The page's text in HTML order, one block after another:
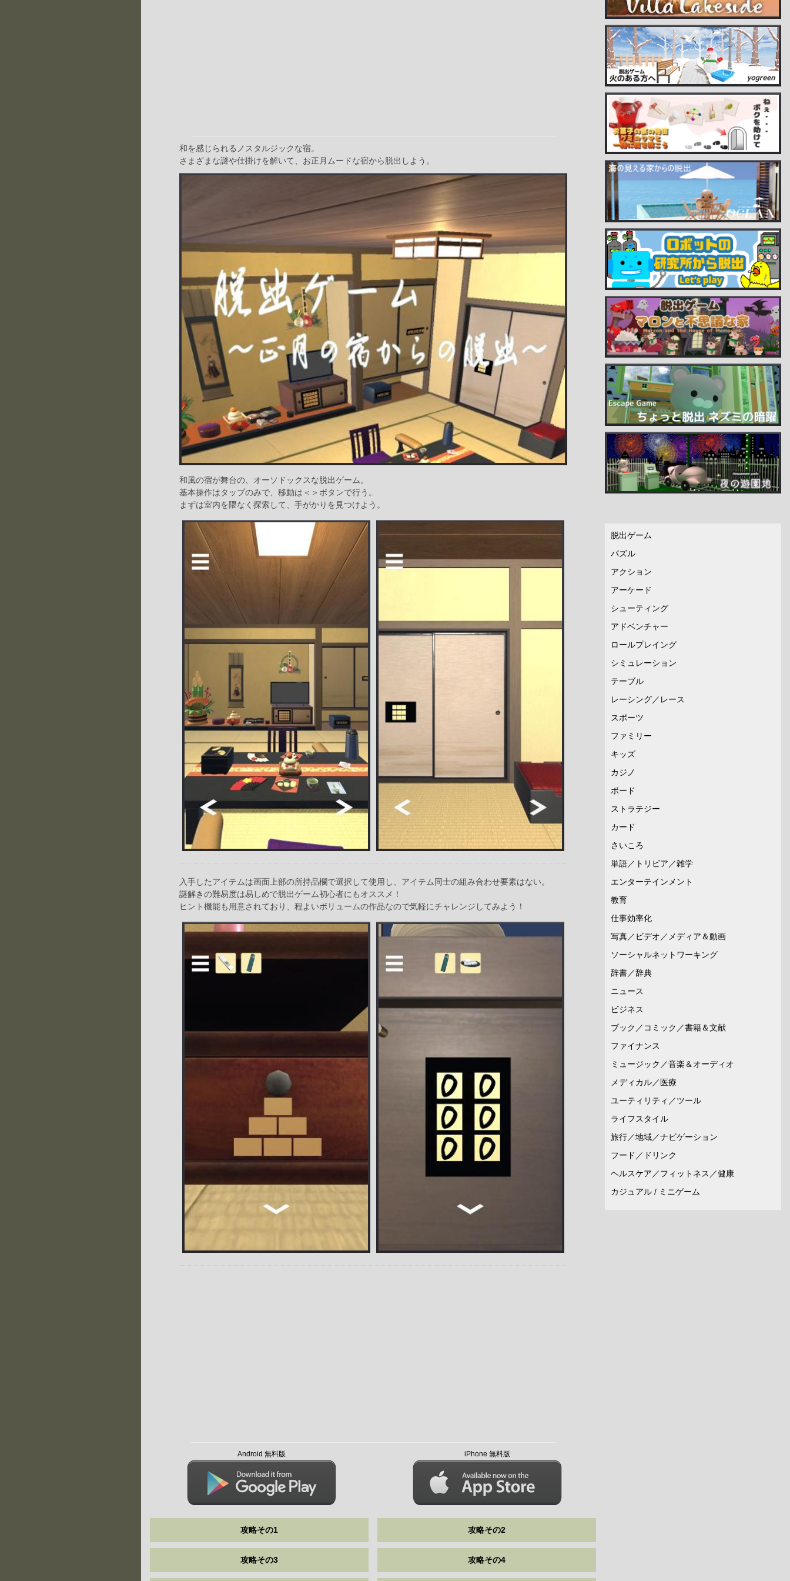
和を感じられるノスタルジックな宿。
さまざまな謎や仕掛けを解いて、お正月ムードな宿から脱出しよう。
和風の宿が舞台の、オーソドックスな脱出ゲーム。
基本操作はタップのみで、移動は＜＞ボタンで行う。
まずは室内を隈なく探索して、手がかりを見つけよう。
入手したアイテムは画面上部の所持品欄で選択して使用し、アイテム同士の組み合わせ要素はない。
謎解きの難易度は易しめで脱出ゲーム初心者にもオススメ！
ヒント機能も用意されており、程よいボリュームの作品なので気軽にチャレンジしてみよう！
Android 無料版 iPhone 無料版
攻略その1 攻略その2
攻略その3 攻略その4
脱出ゲーム
パズル
アクション
アーケード
シューティング
アドベンチャー
ロールプレイング
シミュレーション
テーブル
レーシング／レース
スポーツ
ファミリー
キッズ
カジノ
ボード
ストラテジー
カード
さいころ
単語／トリビア／雑学
エンターテインメント
教育
仕事効率化
写真／ビデオ／メディア＆動画
ソーシャルネットワーキング
辞書／辞典
ニュース
ビジネス
ブック／コミック／書籍＆文献
ファイナンス
ミュージック／音楽＆オーディオ
メディカル／医療
ユーティリティ／ツール
ライフスタイル
旅行／地域／ナビゲーション
フード／ドリンク
ヘルスケア／フィットネス／健康
カジュアル / ミニゲーム